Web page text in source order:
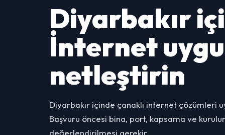
Diyarbakır
İnternet
netleştirin
Diyarbakır içinde çanaklı internet çözümleri
Başvuru öncesi bina, port, kapsama ve
değerlendirilmesi gerekir.